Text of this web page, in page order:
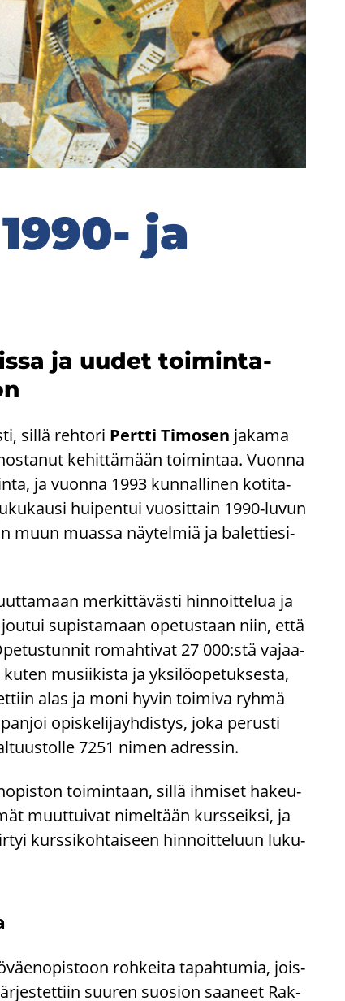
ja
ja uudet toi­min­ta­
sillä reh­to­ri Pert­ti Ti­mo­sen ja­ka­ma
ke­hit­tä­mään toi­min­taa. Vuon­na
ja vuon­na 1993 kun­nal­li­nen ko­ti­ta­
hui­pen­tui vuo­sit­tain 1990-​luvun
muun muas­sa näy­tel­miä ja ba­let­tie­si­
mer­kit­tä­väs­ti hin­noit­te­lua ja
su­pis­ta­maan ope­tus­taan niin, että
ro­mah­ti­vat 27 000:stä va­jaa­
musii­kis­ta ja yk­si­lö­ope­tuk­ses­ta,
alas ja moni hyvin toi­mi­va ryhmä
opis­ke­li­jayh­dis­tys, joka pe­rus­ti
7251 nimen adres­sin.
toi­min­taan, sillä ih­mi­set ha­keu­
muut­tui­vat ni­mel­tään kurs­seik­si, ja
kurs­si­koh­tai­seen hin­noit­te­luun lu­ku­
roh­kei­ta ta­pah­tu­mia, jois­
suu­ren suo­sion saa­neet Rak­